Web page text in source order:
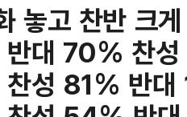
놓고 찬반 크
반대 70% 찬
찬성 81% 반